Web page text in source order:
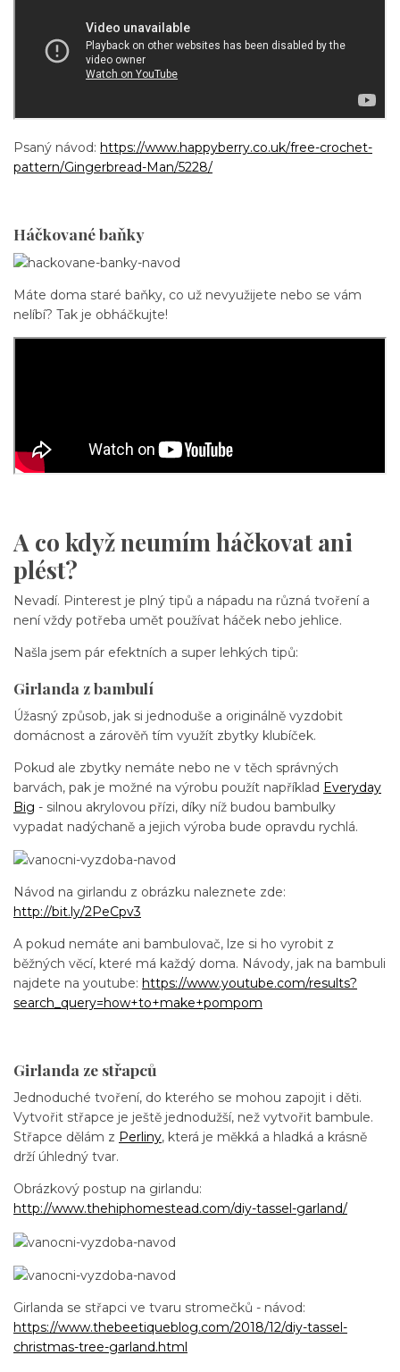
Psaný návod: https://www.happyberry.co.uk/free-crochet-
pattern/Gingerbread-Man/5228/
Háčkované baňky
Máte doma staré baňky, co už nevyužijete nebo se vám
nelíbí? Tak je obháčkujte!
A co když neumím háčkovat ani
plést?
Nevadí. Pinterest je plný tipů a nápadu na různá tvoření a
není vždy potřeba umět používat háček nebo jehlice.
Našla jsem pár efektních a super lehkých tipů:
Girlanda z bambulí
Úžasný způsob, jak si jednoduše a originálně vyzdobit
domácnost a zárověň tím využít zbytky klubíček.
Pokud ale zbytky nemáte nebo ne v těch správných
barvách, pak je možné na výrobu použít například Everyday
Big - silnou akrylovou přízi, díky níž budou bambulky
vypadat nadýchaně a jejich výroba bude opravdu rychlá.
Návod na girlandu z obrázku naleznete zde:
http://bit.ly/2PeCpv3
A pokud nemáte ani bambulovač, lze si ho vyrobit z
běžných věcí, které má každý doma. Návody, jak na bambuli
najdete na youtube: https://www.youtube.com/results?
search_query=how+to+make+pompom
Girlanda ze střapců
Jednoduché tvoření, do kterého se mohou zapojit i děti.
Vytvořit střapce je ještě jednodužší, než vytvořit bambule.
Střapce dělám z Perliny, která je měkká a hladká a krásně
drží úhledný tvar.
Obrázkový postup na girlandu:
http://www.thehiphomestead.com/diy-tassel-garland/
Girlanda se střapci ve tvaru stromečků - návod:
https://www.thebeetiqueblog.com/2018/12/diy-tassel-
christmas-tree-garland.html